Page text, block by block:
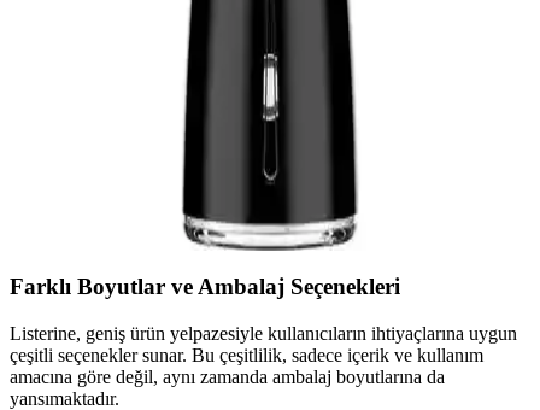
Nivoshe Premium spreyi, doğal içerikleriyle ağız kokusunu etkili ve
kalıcı şekilde giderir, günlük ferahlık ve hijyen sağlar, pratik
NPO Nicefeel FC1596: Gelişmiş, Taşınabilir ve Çok
Fonksiyonlu Ağız Bakım Cihazı
NPO Nicefeel FC1596, şık tasarımı, çok yönlü uygulamaları ve
Farklı Boyutlar ve Ambalaj Seçenekleri
Listerine, geniş ürün yelpazesiyle kullanıcıların ihtiyaçlarına uygun
çeşitli seçenekler sunar. Bu çeşitlilik, sadece içerik ve kullanım
amacına göre değil, aynı zamanda ambalaj boyutlarına da
yansımaktadır.